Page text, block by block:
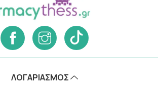
ΛΟΓΑΡΙΑΣΜΌΣ